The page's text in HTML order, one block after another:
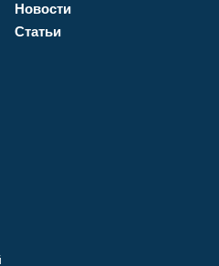
Новости
Статьи